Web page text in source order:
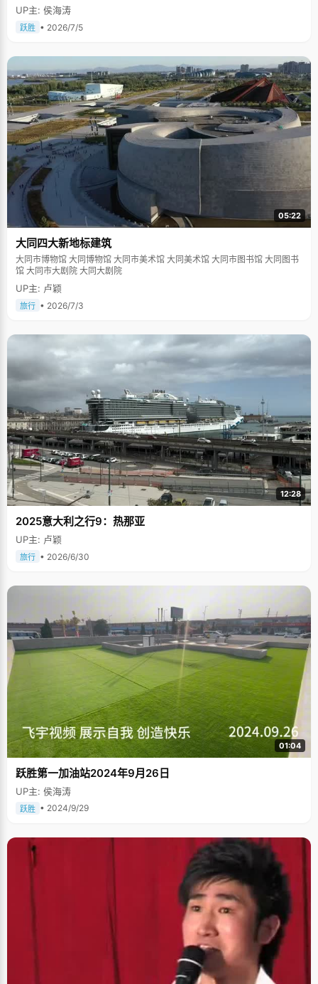
UP主: 侯海涛
跃胜 • 2026/7/5
05:22
大同四大新地标建筑
大同市博物馆 大同博物馆 大同市美术馆 大同美术馆 大同市图书馆 大同图书
馆 大同市大剧院 大同大剧院
UP主: 卢颖
旅行 • 2026/7/3
12:28
2025意大利之行9：热那亚
UP主: 卢颖
旅行 • 2026/6/30
01:04
跃胜第一加油站2024年9月26日
UP主: 侯海涛
跃胜 • 2024/9/29